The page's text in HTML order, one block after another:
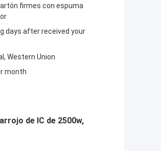
firmes con espuma
days after received your
Western Union
month
de IC de 2500w,